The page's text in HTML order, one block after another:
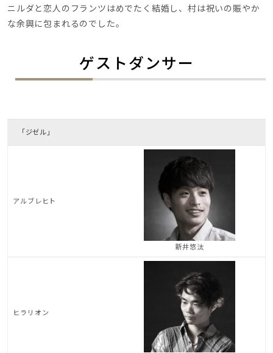
ニルダと恋人のフランツはめでたく結婚し、村は祝いの賑やか
な余興に包まれるのでした。
ゲストダンサー
「ジゼル」
アルブレヒト
新井悠汰
ヒラリオン